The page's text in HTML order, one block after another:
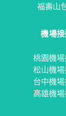
福壽山
機場
桃園機
松山機
台中機
高雄機